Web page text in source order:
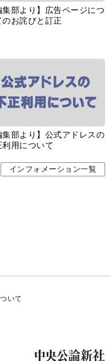
集部より】広告ページにつ
のお詫びと訂正
集部より】公式アドレスの
利用について
インフォメーション一覧
いて